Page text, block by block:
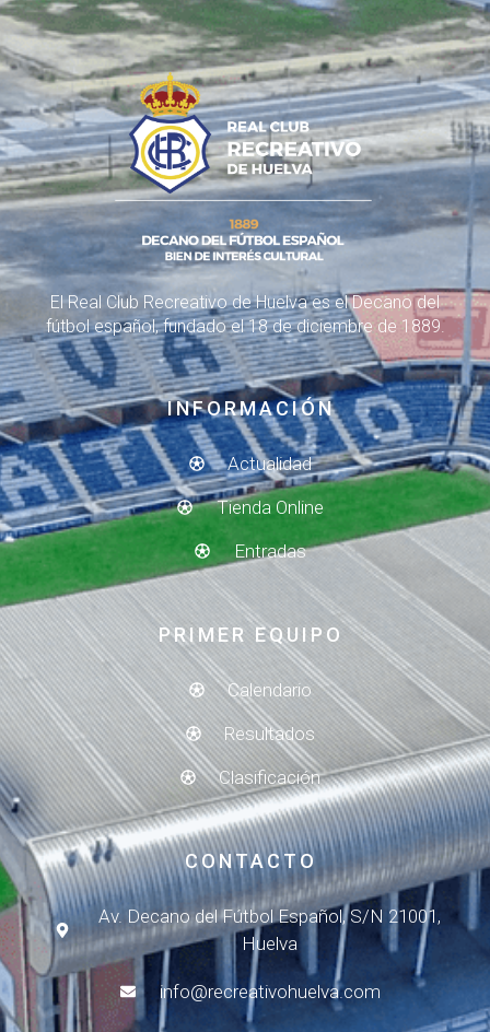
El Real Club Recreativo de Huelva es el Decano del
fútbol español, fundado el 18 de diciembre de 1889.
INFORMACIÓN
Actualidad
Tienda Online
Entradas
PRIMER EQUIPO
Calendario
Resultados
Clasificación
CONTACTO
Av. Decano del Fútbol Español, S/N 21001,
Huelva
info@recreativohuelva.com